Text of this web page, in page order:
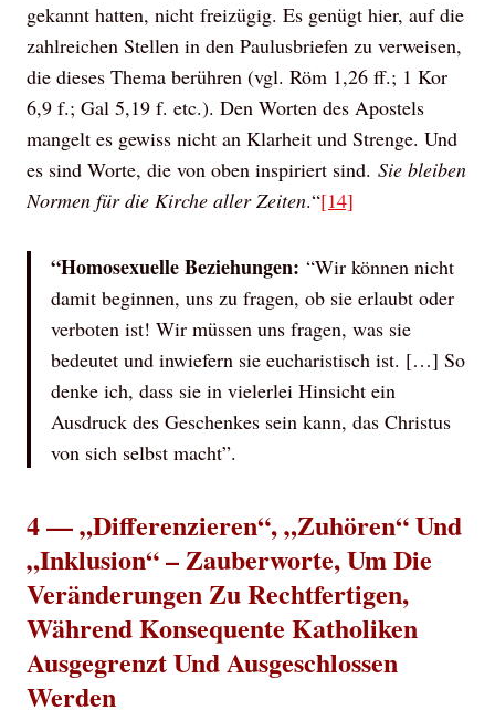
gekannt hatten, nicht freizügig. Es genügt hier, auf die
zahlreichen Stellen in den Paulusbriefen zu verweisen,
die dieses Thema berühren (vgl. Röm 1,26 ff.; 1 Kor
6,9 f.; Gal 5,19 f. etc.). Den Worten des Apostels
mangelt es gewiss nicht an Klarheit und Strenge. Und
es sind Worte, die von oben inspiriert sind. Sie bleiben
Normen für die Kirche aller Zeiten.“[14]
“Homosexuelle Beziehungen: “Wir können nicht
damit beginnen, uns zu fragen, ob sie erlaubt oder
verboten ist! Wir müssen uns fragen, was sie
bedeutet und inwiefern sie eucharistisch ist. […] So
denke ich, dass sie in vielerlei Hinsicht ein
Ausdruck des Geschenkes sein kann, das Christus
von sich selbst macht”.
4 — „Differenzieren“, „Zuhören“ Und
„Inklusion“ – Zauberworte, Um Die
Veränderungen Zu Rechtfertigen,
Während Konsequente Katholiken
Ausgegrenzt Und Ausgeschlossen
Werden